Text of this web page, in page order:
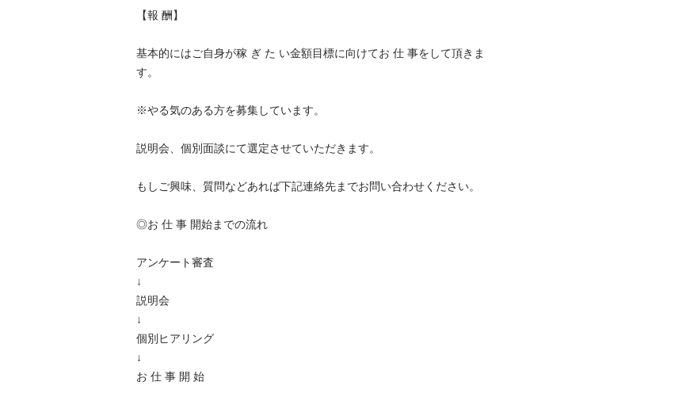
【報 酬】
基本的にはご自身が稼 ぎ た い金額目標に向けてお 仕 事をして頂きま
す。
※やる気のある方を募集しています。
説明会、個別面談にて選定させていただきます。
もしご興味、質問などあれば下記連絡先までお問い合わせください。
◎お 仕 事 開始までの流れ
アンケート審査
↓
説明会
↓
個別ヒアリング
↓
お 仕 事 開 始